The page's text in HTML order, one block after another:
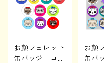
お顔フェレット
缶バッジ コン
お顔
缶バ